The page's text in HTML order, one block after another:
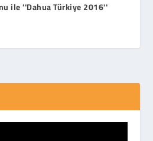
ile ''Dahua Türkiye 2016''